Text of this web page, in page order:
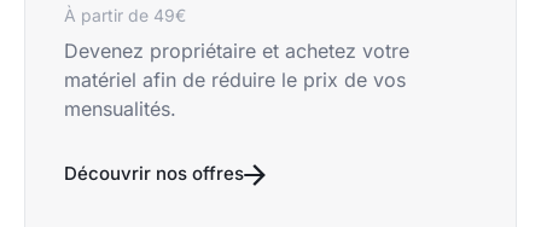
À partir de 49€
Devenez propriétaire et achetez votre
matériel afin de réduire le prix de vos
mensualités.
Découvrir nos offres